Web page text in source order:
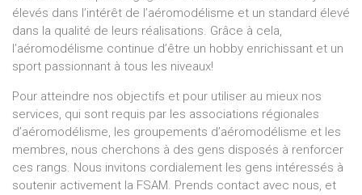
élevés dans l’intérêt de l’aéromodélisme et un standard élevé
dans la qualité de leurs réalisations. Grâce à cela,
l’aéromodélisme continue d’être un hobby enrichissant et un
sport passionnant à tous les niveaux!
Pour atteindre nos objectifs et pour utiliser au mieux nos
services, qui sont requis par les associations régionales
d’aéromodélisme, les groupements d’aéromodélisme et les
membres, nous cherchons à des gens disposés à renforcer
ces rangs. Nous invitons cordialement les gens intéressés à
soutenir activement la FSAM. Prends contact avec nous, et